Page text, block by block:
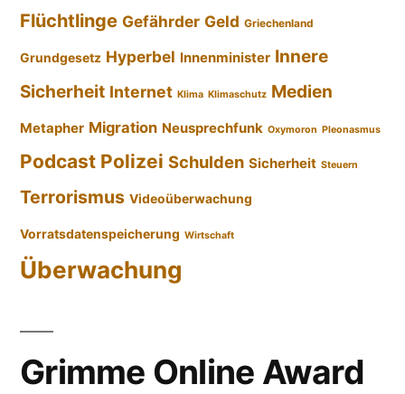
Flüchtlinge Gefährder Geld Griechenland
Grundgesetz Hyperbel Innenminister Innere
Sicherheit Internet Klima Klimaschutz Medien
Metapher Migration Neusprechfunk Oxymoron Pleonasmus
Podcast Polizei Schulden Sicherheit Steuern
Terrorismus Videoüberwachung
Vorratsdatenspeicherung Wirtschaft
Überwachung
Grimme Online Award